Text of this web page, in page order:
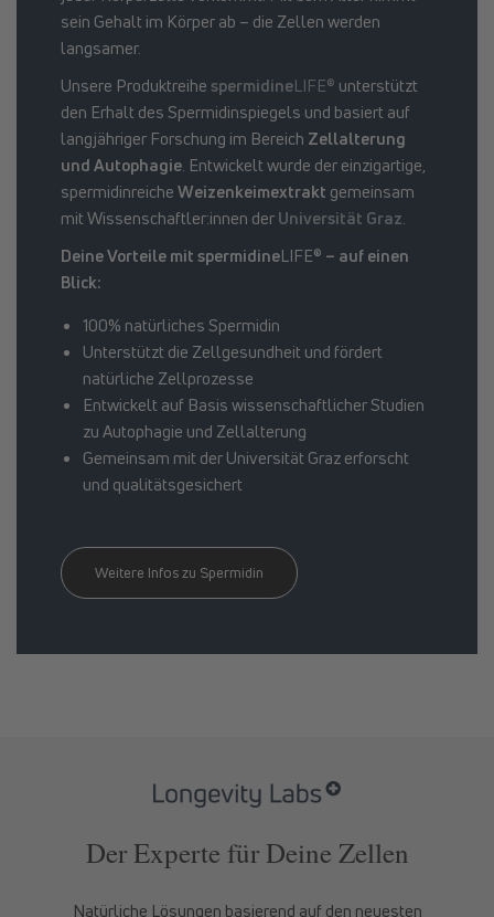
sein Gehalt im Körper ab – die Zellen werden
langsamer.
Unsere Produktreihe spermidineLIFE® unterstützt
den Erhalt des Spermidinspiegels und basiert auf
langjähriger Forschung im Bereich Zellalterung
und Autophagie . Entwickelt wurde der einzigartige,
spermidinreiche Weizenkeimextrakt gemeinsam
mit Wissenschaftler:innen der Universität Graz
Deine Vorteile mit spermidineLIFE® – auf einen
Blick:
100% natürliches Spermidin
Unterstützt die Zellgesundheit und fördert
natürliche Zellprozesse
Entwickelt auf Basis wissenschaftlicher Studien
zu Autophagie und Zellalterung
Gemeinsam mit der Universität Graz erforscht
und qualitätsgesichert
Weitere Infos zu Spermidin
Der Experte für Deine Zellen
Natürliche Lösungen basierend auf den neuesten